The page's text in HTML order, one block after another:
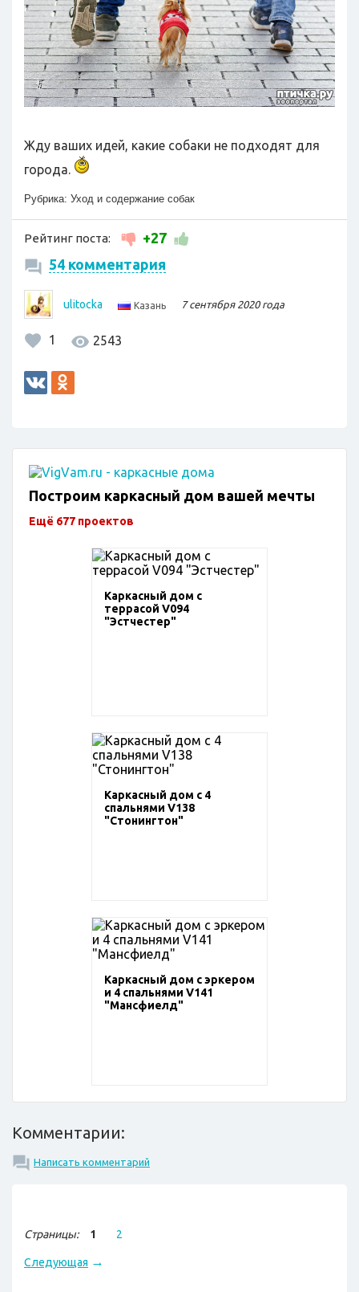
Жду ваших идей, какие собаки не подходят для
города.
Рубрика: Уход и содержание собак
Рейтинг поста:
+27
54 комментария
ulitocka Казань 7 сентября 2020 года
1 2543
Построим каркасный дом вашей мечты
Ещё 677 проектов
Каркасный дом с
террасой V094
"Эстчестер"
Каркасный дом с 4
спальнями V138
"Стонингтон"
Каркасный дом с эркером
и 4 спальнями V141
"Мансфиелд"
Комментарии:
Написать комментарий
Страницы: 1 2
Следующая →